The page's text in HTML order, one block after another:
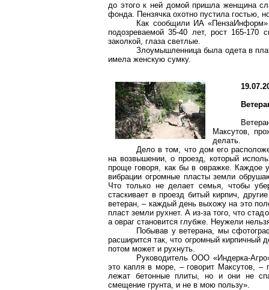
до этого к ней домой пришла женщина
фонда. Пензячкаохотно пустила гостью,
Как сообщили ИА «ПензаИнформ
подозреваемой 35-40 лет, рост 165-170
заколкой, глаза светлые.
Злоумышленница была одета в
имела женскую сумку.
Максутов,
делать.
Дело в том, что дом его
на возвышении, о проезд, который
проще говоря, как бы в овражке. Каждое
вибрации огромные пласты земли
Что только не делает семья, чтобы
стаскивает в проезд битый кирпич,
ветеран, – каждый день выхожу на это
пласт земли рухнет. А из-за того, что
а овраг становится глубже. Неужели
Побывав у ветерана, мы
расширится так, что огромный
потом может и рухнуть.
Руководитель ООО «Индерка-Агро
это капля в море, – говорит Максутов, –
лежат бетонные плиты, но и они не
смещение грунта, и не в мою пользу».